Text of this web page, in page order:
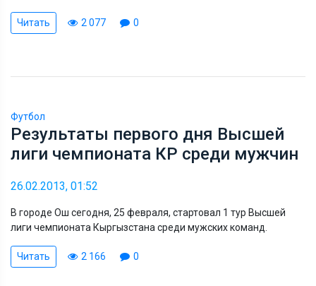
Читать 2 077 0
Футбол
Результаты первого дня Высшей
лиги чемпионата КР среди мужчин
26.02.2013, 01:52
В городе Ош сегодня, 25 февраля, стартовал 1 тур Высшей
лиги чемпионата Кыргызстана среди мужских команд.
Читать 2 166 0